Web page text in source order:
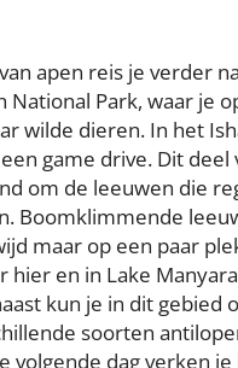
apen reis je verder
National Park, waar je
wilde dieren. In het
game drive. Dit deel
om de leeuwen die
Boomklimmende
maar op een paar
hier en in Lake
kun je in dit gebied
soorten
volgende dag verken